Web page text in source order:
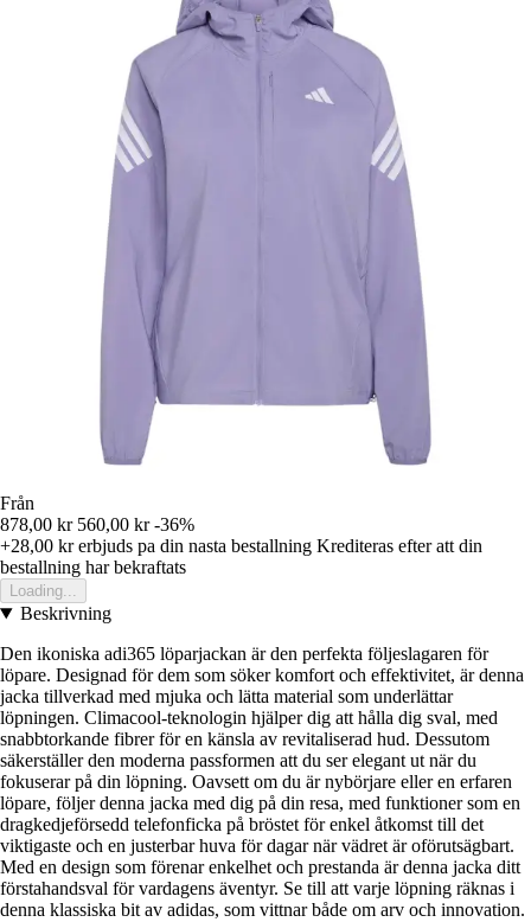
Från
878,00 kr 560,00 kr -36%
+28,00 krerbjuds pa din nasta bestallning Krediteras efter att din
bestallning har bekraftats
Loading...
Beskrivning
Den ikoniska adi365 löparjackan är den perfekta följeslagaren för
löpare. Designad för dem som söker komfort och effektivitet, är denna
jacka tillverkad med mjuka och lätta material som underlättar
löpningen. Climacool-teknologin hjälper dig att hålla dig sval, med
snabbtorkande fibrer för en känsla av revitaliserad hud. Dessutom
säkerställer den moderna passformen att du ser elegant ut när du
fokuserar på din löpning. Oavsett om du är nybörjare eller en erfaren
löpare, följer denna jacka med dig på din resa, med funktioner som en
dragkedjeförsedd telefonficka på bröstet för enkel åtkomst till det
viktigaste och en justerbar huva för dagar när vädret är oförutsägbart.
Med en design som förenar enkelhet och prestanda är denna jacka ditt
förstahandsval för vardagens äventyr. Se till att varje löpning räknas i
denna klassiska bit av adidas, som vittnar både om arv och innovation.